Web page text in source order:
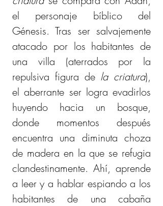
el personaje bíblico del
Génesis. Tras ser salvajemente
atacado por los habitantes de
una villa (aterrados por la
repulsiva figura de la criatura),
el aberrante ser logra evadirlos
huyendo hacia un bosque,
donde momentos después
encuentra una diminuta choza
de madera en la que se refugia
clandestinamente. Ahí, aprende
a leer y a hablar espiando a los
habitantes de una cabaña